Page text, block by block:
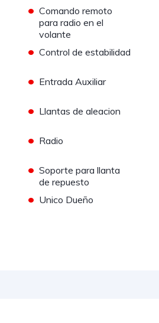
• Comando remoto
para radio en el
volante
• Control de estabilidad
• Entrada Auxiliar
• Llantas de aleacion
• Radio
• Soporte para llanta
de repuesto
• Unico Dueño